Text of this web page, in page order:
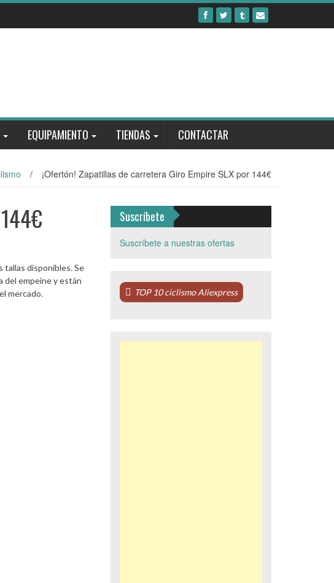
EQUIPAMIENTO TIENDAS CONTACTAR
/ ¡Ofertón! Zapatillas de carretera Giro Empire SLX por 144€
tallas disponibles. Se
del empeine y están
mercado.
Suscríbete
Suscríbete a nuestras ofertas
TOP 10 ciclismo Aliexpress